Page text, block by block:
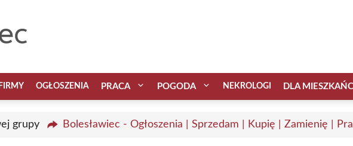
FIRMY OGŁOSZENIA PRACA POGODA NEKROLOGI DLA
grupy Bolesławiec - Ogłoszenia | Sprzedam | Kupię | Zamienię |